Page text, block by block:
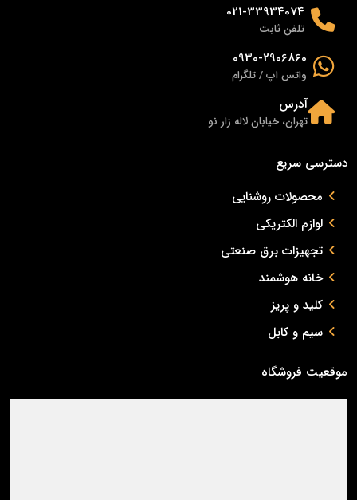
021-33934074
تلفن ثابت
0930-2906860
واتس اپ / تلگرام
آدرس
تهران، خیابان لاله زار نو
دسترسی سریع
محصولات روشنایی
لوازم الکتریکی
تجهیزات برق صنعتی
خانه هوشمند
کلید و پریز
سیم و کابل
موقعیت فروشگاه